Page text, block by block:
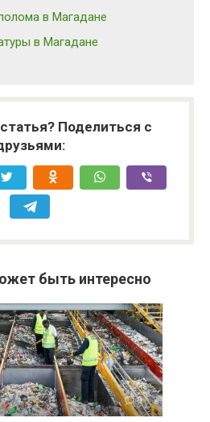
в Магадане
в Магадане
Поделиться с
быть интересно
0